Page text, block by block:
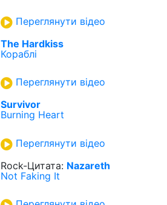
Переглянути відео
The Hardkiss
Кораблі
Переглянути відео
Survivor
Burning Heart
Переглянути відео
Rock-Цитата: Nazareth
Not Faking It